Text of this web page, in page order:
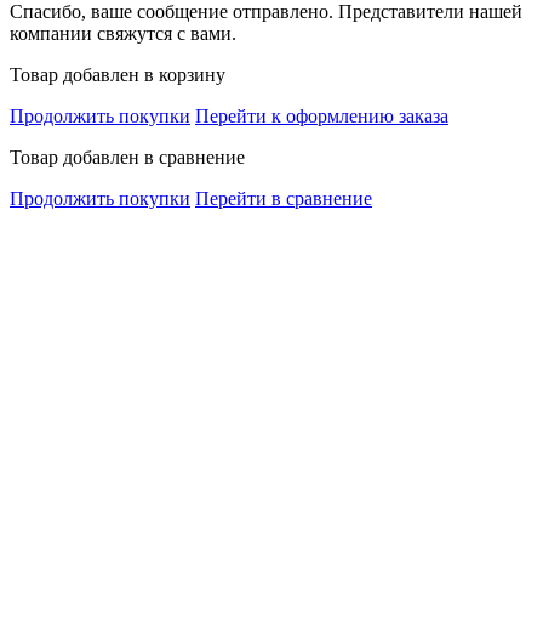
Спасибо, ваше сообщение отправлено. Представители нашей
компании свяжутся с вами.
Товар добавлен в корзину
Продолжить покупки Перейти к оформлению заказа
Товар добавлен в сравнение
Продолжить покупки Перейти в сравнение